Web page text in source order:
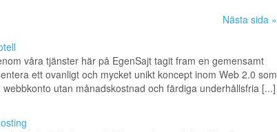
Nästa sida »
våra tjänster här på EgenSajt tagit fram en gemensamt
ett ovanligt och mycket unikt koncept inom Web 2.0 som
utan månadskostnad och färdiga underhållsfria [...]